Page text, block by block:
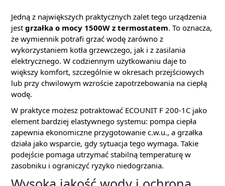
Jedną z największych praktycznych zalet tego urządzenia
jest grzałka o mocy 1500W z termostatem. To oznacza,
że wymiennik potrafi grzać wodę zarówno z
wykorzystaniem kotła grzewczego, jak i z zasilania
elektrycznego. W codziennym użytkowaniu daje to
większy komfort, szczególnie w okresach przejściowych
lub przy chwilowym wzroście zapotrzebowania na ciepłą
wodę.
W praktyce możesz potraktować ECOUNIT F 200-1C jako
element bardziej elastywnego systemu: pompa ciepła
zapewnia ekonomiczne przygotowanie c.w.u., a grzałka
działa jako wsparcie, gdy sytuacja tego wymaga. Takie
podejście pomaga utrzymać stabilną temperaturę w
zasobniku i ograniczyć ryzyko niedogrzania.